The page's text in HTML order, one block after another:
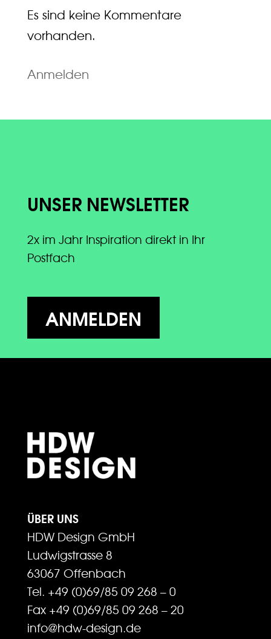
Es sind keine Kommentare
vorhanden.
Anmelden
UNSER NEWSLETTER
2x im Jahr Inspiration direkt in Ihr
Postfach
ANMELDEN
ÜBER UNS
HDW Design GmbH
Ludwigstrasse 8
63067 Offenbach
Tel. +49 (0)69/85 09 268 – 0
Fax +49 (0)69/85 09 268 – 20
info@hdw-design.de